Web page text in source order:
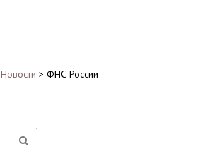
Новости > ФНС России